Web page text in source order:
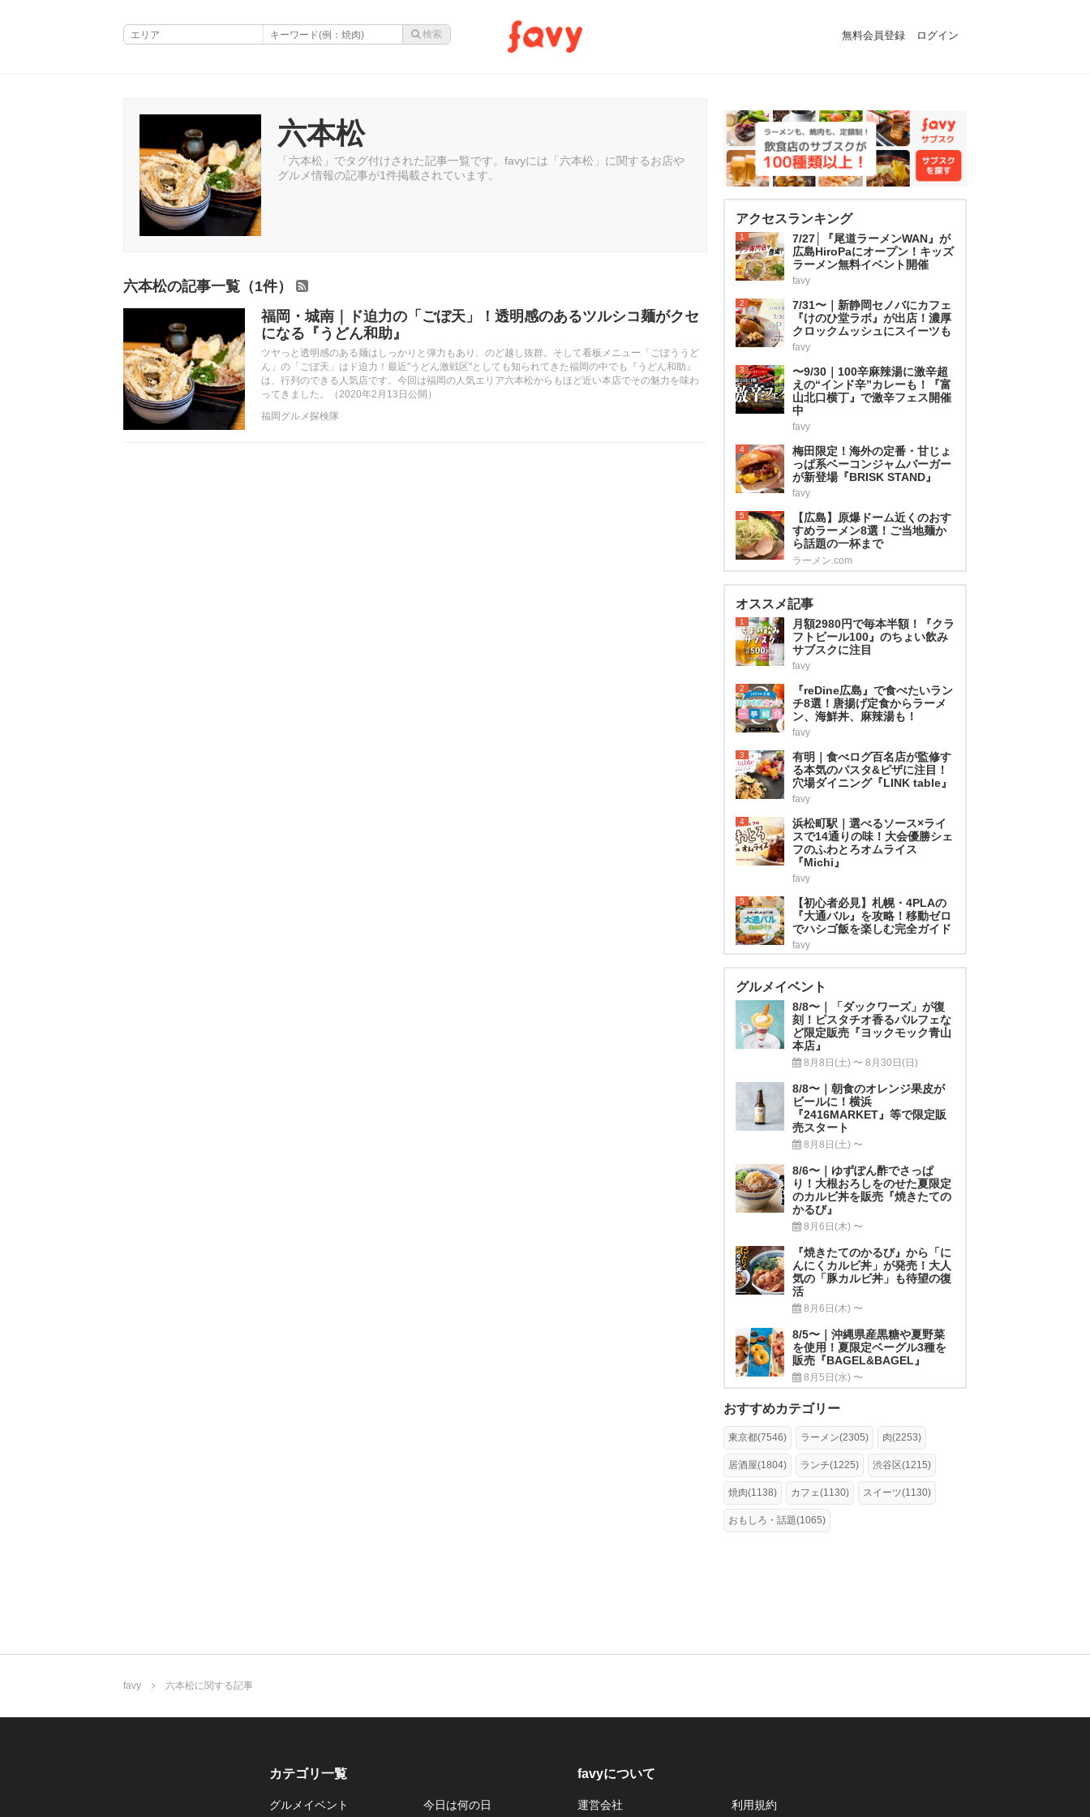
無料会員登録 ログイン
六本松
「六本松」でタグ付けされた記事一覧です。favyには「六本松」に関するお店や
グルメ情報の記事が1件掲載されています。
六本松の記事一覧（1件）
福岡・城南｜ド迫力の「ごぼ天」！透明感のあるツルシコ麺がクセ
になる『うどん和助』
ツヤっと透明感のある麺はしっかりと弾力もあり、のど越し抜群。そして看板メニュー「ごぼううど
ん」の「ごぼ天」はド迫力！最近"うどん激戦区"としても知られてきた福岡の中でも『うどん和助』
は、行列のできる人気店です。今回は福岡の人気エリア六本松からもほど近い本店でその魅力を味わ
ってきました。（2020年2月13日公開）
福岡グルメ探検隊
アクセスランキング
1
7/27│『尾道ラーメンWAN』が
広島HiroPaにオープン！キッズ
ラーメン無料イベント開催
favy
2
7/31〜｜新静岡セノバにカフェ
『けのひ堂ラボ』が出店！濃厚
クロックムッシュにスイーツも
favy
3
〜9/30｜100辛麻辣湯に激辛超
えの“インド辛”カレーも！『富
山北口横丁』で激辛フェス開催
中
favy
4
梅田限定！海外の定番・甘じょ
っぱ系ベーコンジャムバーガー
が新登場『BRISK STAND』
favy
5
【広島】原爆ドーム近くのおす
すめラーメン8選！ご当地麺か
ら話題の一杯まで
ラーメン.com
オススメ記事
1
月額2980円で毎本半額！『クラ
フトビール100』のちょい飲み
サブスクに注目
favy
2
『reDine広島』で食べたいラン
チ8選！唐揚げ定食からラーメ
ン、海鮮丼、麻辣湯も！
favy
3
有明｜食べログ百名店が監修す
る本気のパスタ&ピザに注目！
穴場ダイニング『LINK table』
favy
4
浜松町駅｜選べるソース×ライ
スで14通りの味！大会優勝シェ
フのふわとろオムライス
『Michi』
favy
5
【初心者必見】札幌・4PLAの
『大通バル』を攻略！移動ゼロ
でハシゴ飯を楽しむ完全ガイド
favy
グルメイベント
8/8〜｜「ダックワーズ」が復
刻！ピスタチオ香るパルフェな
ど限定販売『ヨックモック青山
本店』
8月8日(土) 〜 8月30日(日)
8/8〜｜朝食のオレンジ果皮が
ビールに！横浜
『2416MARKET』等で限定販
売スタート
8月8日(土) 〜
8/6〜｜ゆずぽん酢でさっぱ
り！大根おろしをのせた夏限定
のカルビ丼を販売『焼きたての
かるび』
8月6日(木) 〜
『焼きたてのかるび』から「に
んにくカルビ丼」が発売！大人
気の「豚カルビ丼」も待望の復
活
8月6日(木) 〜
8/5〜｜沖縄県産黒糖や夏野菜
を使用！夏限定ベーグル3種を
販売『BAGEL&BAGEL』
8月5日(水) 〜
おすすめカテゴリー
東京都(7546) ラーメン(2305) 肉(2253)
居酒屋(1804) ランチ(1225) 渋谷区(1215)
焼肉(1138) カフェ(1130) スイーツ(1130)
おもしろ・話題(1065)
favy 六本松に関する記事
カテゴリ一覧
グルメイベント 今日は何の日
favyについて
運営会社 利用規約